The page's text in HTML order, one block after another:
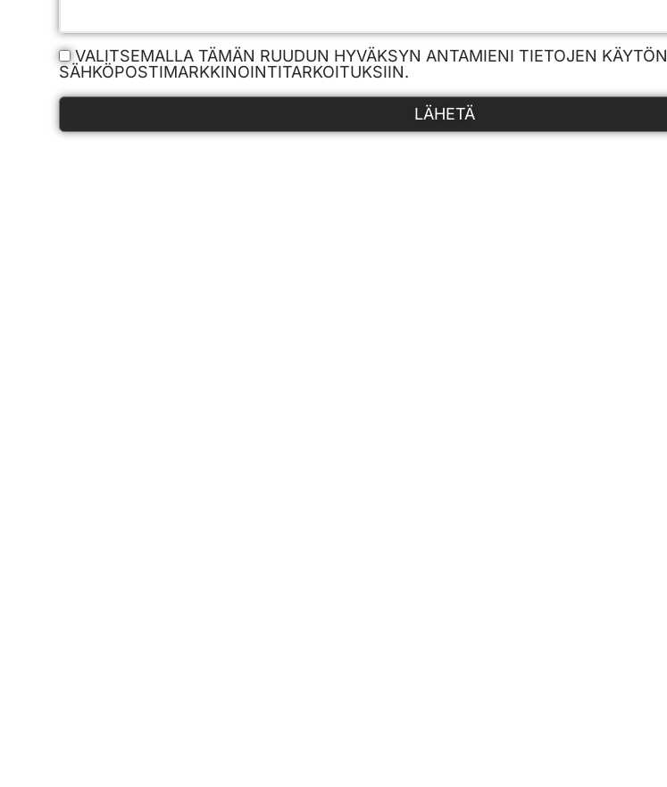
VALITSEMALLA TÄMÄN RUUDUN HYVÄKSYN ANTAMIENI TIETOJEN KÄYTÖN
SÄHKÖPOSTIMARKKINOINTITARKOITUKSIIN.
LÄHETÄ